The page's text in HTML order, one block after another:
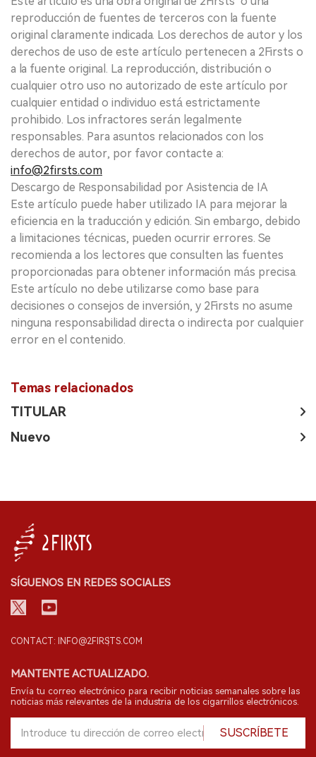
reproducción de fuentes de terceros con la fuente
original claramente indicada. Los derechos de autor y los
derechos de uso de este artículo pertenecen a 2Firsts o
a la fuente original. La reproducción, distribución o
cualquier otro uso no autorizado de este artículo por
cualquier entidad o individuo está estrictamente
prohibido. Los infractores serán legalmente
responsables. Para asuntos relacionados con los
derechos de autor, por favor contacte a:
info@2firsts.com
Descargo de Responsabilidad por Asistencia de IA
Este artículo puede haber utilizado IA para mejorar la
eficiencia en la traducción y edición. Sin embargo, debido
a limitaciones técnicas, pueden ocurrir errores. Se
recomienda a los lectores que consulten las fuentes
proporcionadas para obtener información más precisa.
Este artículo no debe utilizarse como base para
decisiones o consejos de inversión, y 2Firsts no asume
ninguna responsabilidad directa o indirecta por cualquier
error en el contenido.
Temas relacionados
TITULAR
Nuevo
SÍGUENOS EN REDES SOCIALES
CONTACT: INFO@2FIRSTS.COM
MANTENTE ACTUALIZADO.
Envía tu correo electrónico para recibir noticias semanales sobre las
noticias más relevantes de la industria de los cigarrillos electrónicos.
SUSCRÍBETE